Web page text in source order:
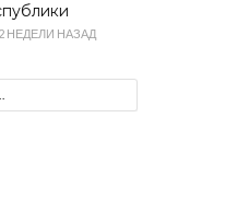
2 НЕДЕЛИ НАЗАД